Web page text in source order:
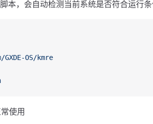
本，会自动检测当前系统是否符合运行条
OS/kmre
使用